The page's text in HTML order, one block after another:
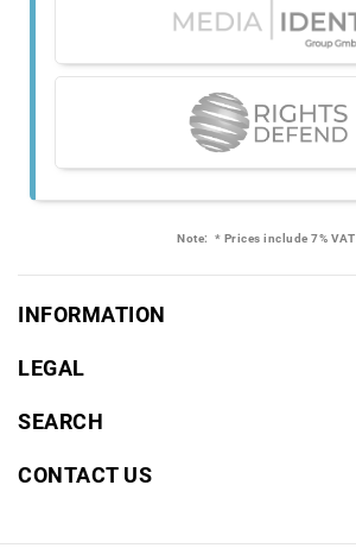
Note: * Prices include 7% VAT
INFORMATION
LEGAL
SEARCH
CONTACT US